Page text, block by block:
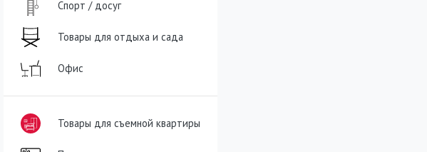
Спорт / досуг
Товары для отдыха и сада
Офис
Товары для съемной квартиры